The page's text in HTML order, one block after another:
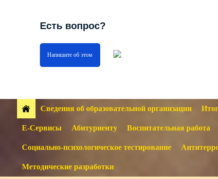
Есть вопрос?
Напишите об этом
Сведения об образовательной организации
Е-Сервисы Абитуриенту Воспитательная работа
Социально-психологическое тестирование
Методические разработки